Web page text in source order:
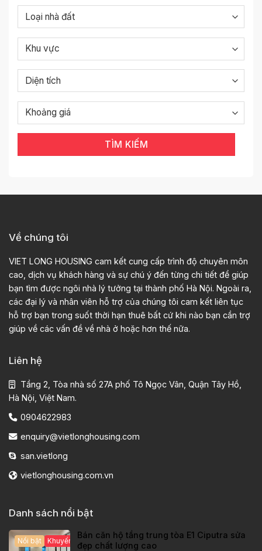
TÌM KIẾM
Về chúng tôi
VIET LONG HOUSING cam kết cung cấp trình độ chuyên môn
cao, dịch vụ khách hàng và sự chú ý đến từng chi tiết để giúp
bạn tìm được ngôi nhà lý tưởng tại thành phố Hà Nội. Ngoài ra,
các đại lý và nhân viên hỗ trợ của chúng tôi cam kết liên tục
hỗ trợ bạn trong suốt thời hạn thuê bất cứ khi nào bạn cần trợ
giúp về các vấn đề về nhà ở hoặc hơn thế nữa.
Liên hệ
Tầng 2, Tòa nhà số 27A phố Tô Ngọc Vân, Quận Tây Hồ,
Hà Nội, Việt Nam.
0904622983
enquiry@vietlonghousing.com
san.vietlong
vietlonghousing.com.vn
Danh sách nổi bật
Nổi bật Khuyến mại hấp dẫn
Bán căn hộ tầng trung tòa E1 Ciputra sửa
đẹp chất lượng cao